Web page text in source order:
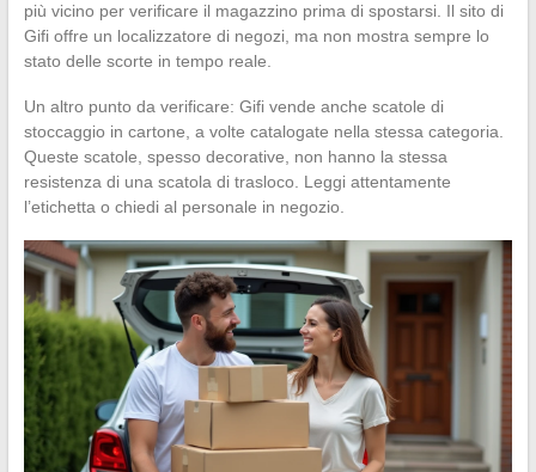
più vicino per verificare il magazzino prima di spostarsi. Il sito di
Gifi offre un localizzatore di negozi, ma non mostra sempre lo
stato delle scorte in tempo reale.
Un altro punto da verificare: Gifi vende anche scatole di
stoccaggio in cartone, a volte catalogate nella stessa categoria.
Queste scatole, spesso decorative, non hanno la stessa
resistenza di una scatola di trasloco. Leggi attentamente
l’etichetta o chiedi al personale in negozio.